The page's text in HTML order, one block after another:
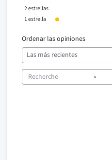
2estrellas
1estrella
Ordenar las opiniones